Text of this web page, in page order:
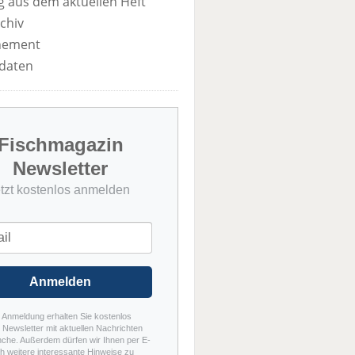
Newsletter
kostenlos anmelden
Anmelden
erhalten Sie kostenlos
Newsletter mit aktuellen Nachrichten
Außerdem dürfen wir Ihnen per E-
weitere interessante Hinweise zu